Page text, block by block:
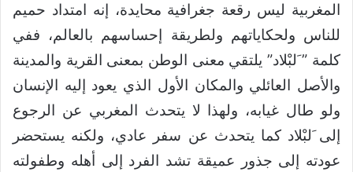
المغربية ليس رقعة جغرافية محايدة، إنه امتداد حميم
للناس ولحكاياتهم ولطريقة إحساسهم بالعالم، ففي
كلمة ” َلبْلاد” يلتقي معنى الوطن بمعنى القرية والمدينة
والأصل العائلي والمكان الأول الذي يعود إليه الإنسان
ولو طال غيابه، ولهذا لا يتحدث المغربي عن الرجوع
إلى َلبْلاد كما يتحدث عن سفر عادي، ولكنه يستحضر
عودته إلى جذور عميقة تشد الفرد إلى أهله وطفولته